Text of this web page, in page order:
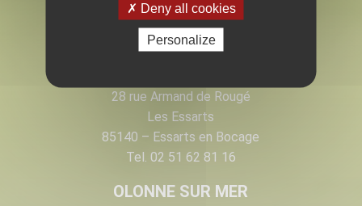
28 rue Armand de Rougé
Les Essarts
85140 – Essarts en Bocage
Tel. 02 51 62 81 16
OLONNE SUR MER
Deny all cookies
Personalize